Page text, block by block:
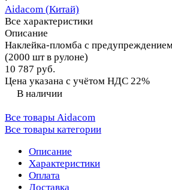
Aidacom (Китай)
Все характеристики
Описание
Наклейка-пломба с
(2000 шт в рулоне)
10 787 руб.
Цена указана с учётом НДС 22%
В наличии
Все товары Aidacom
Все товары категории
Описание
Характеристики
Оплата
Доставка